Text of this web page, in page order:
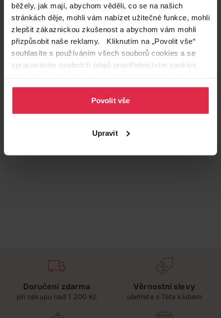
běžely, jak mají, abychom věděli, co se na našich
stránkách děje, mohli vám nabízet užitečné funkce, mohli
zlepšit zákaznickou zkušenost a abychom vám mohli
přizpůsobit naše reklamy. Kliknutím na „Povolit vše“
souhlasíte s používáním všech souborů cookies a se
zpracováním osobních údajů prostřednictvím cookies.
osobních údajů.
Povolit vše
Upravit
Podobné produkty
Doručení zdarma
při nákupu nad 1 200 Kč
Věrnostní slevy
ušetřete s Teta klubem